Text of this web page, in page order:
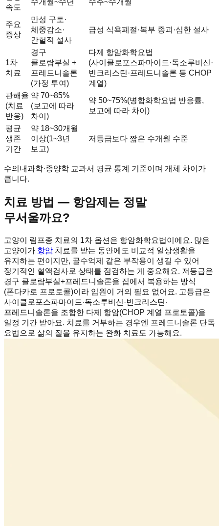
속도
주요
증상
만성 구토·
체중감소·
간헐적 설사
급성 식욕폐절·복부 종괴·심한 설사
1차
치료
경구
클로람부실 +
프레드니솔론
(가정 투여)
다제 항암화학요법
(사이클로포스파마이드·독소루비신·
빈크리스틴·프레드니솔론 등 CHOP
계열)
관해율
(치료
반응)
약 70~85%
(보고에 따라
차이)
약 50~75%(병합화학요법 반응률,
보고에 따라 차이)
평균
생존
기간
약 18~30개월
이상(1~3년
보고)
저등급보다 짧은 수개월 수준
수의내과학·종양학 교과서 평균 통계 기준이며 개체 차이가
큽니다.
치료 방법 — 항암제는 정말
무서울까요?
고양이 림프종 치료의 1차 옵션은 항암화학요법이에요. 많은
고양이가 항암 치료를 받는 동안에도 비교적 일상생활을
유지하는 편이지만, 골수억제 같은 부작용이 생길 수 있어
정기적인 혈액검사로 상태를 점검하는 게 중요해요. 저등급은
경구 클로람부실+프레드니솔론을 집에서 복용하는 방식
(폰다카로 프로토콜)이라 입원이 거의 필요 없어요. 고등급은
사이클로포스파마이드·독소루비신·빈크리스틴·
프레드니솔론을 조합한 다제 항암(CHOP 계열 프로토콜)을
일정 기간 받아요. 치료를 거부하는 경우엔 프레드니솔론 단독
요법으로 삶의 질을 유지하는 완화 치료도 가능해요.